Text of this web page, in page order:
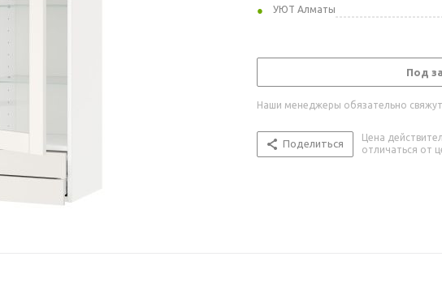
УЮТ Алматы
Под
Наши менеджеры обязательно
Поделиться
Цена
отличаться от